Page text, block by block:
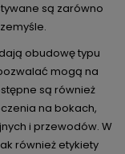
są zarówno
obudowę typu
mogą na
są również
na bokach,
i przewodów. W
również etykiety